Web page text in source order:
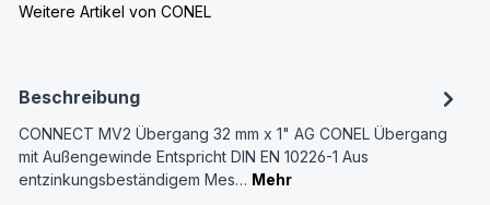
Weitere Artikel von CONEL
Beschreibung
CONNECT MV2 Übergang 32 mm x 1" AG CONEL Übergang
mit Außengewinde Entspricht DIN EN 10226-1 Aus
entzinkungsbeständigem Mes… Mehr